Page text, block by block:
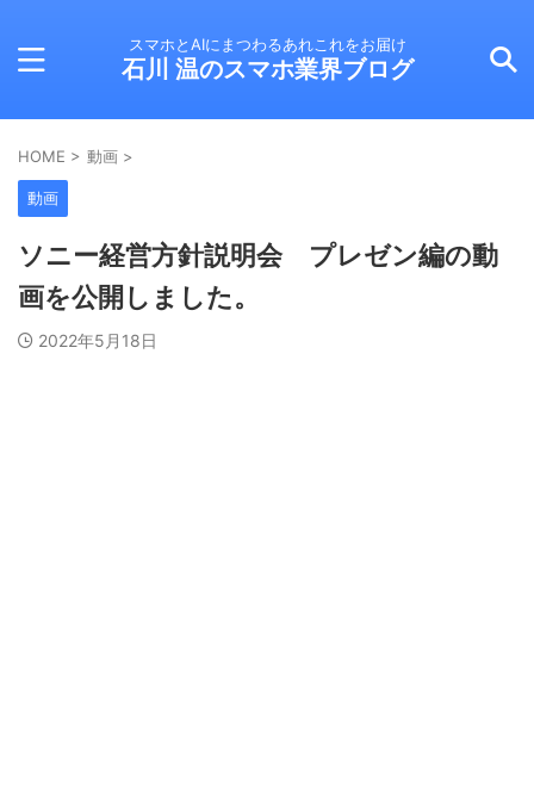
スマホとAIにまつわるあれこれをお届け
石川 温のスマホ業界ブログ
HOME > 動画 >
動画
ソニー経営方針説明会 プレゼン編の動
画を公開しました。
2022年5月18日